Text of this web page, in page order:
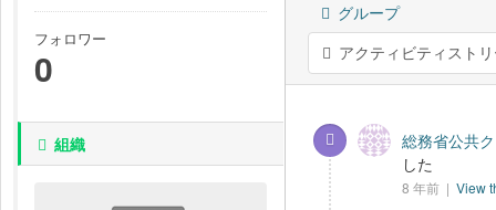
フォロワー
0
組織
グループ
アクティビティスト
総務省公共
した
8 年前 | View